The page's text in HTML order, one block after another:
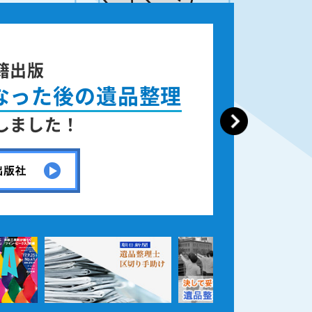
出版
った後の遺品整理
ました！